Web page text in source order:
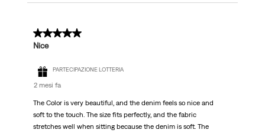
5 su 5 stelle.
Nice
PARTECIPAZIONE LOTTERIA
2 mesi fa
The Color is very beautiful, and the denim feels so nice and
soft to the touch. The size fits perfectly, and the fabric
stretches well when sitting because the denim is soft. The